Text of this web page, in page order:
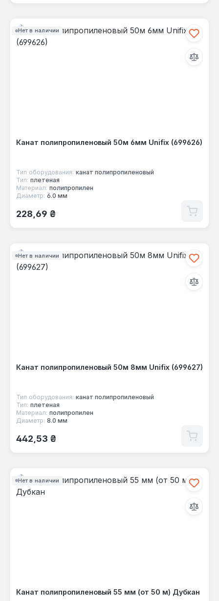
Нет в наличии
Канат полипропиленовый 50м 6мм Unifix (699626)
Тип оборудования: канат полипропиленовый
Тип: плетеная
Материал: полипропилен
Диаметр: 6.0 мм
Обычная цена:
228,69 ₴
Нет в наличии
Канат полипропиленовый 50м 8мм Unifix (699627)
Тип оборудования: канат полипропиленовый
Тип: плетеная
Материал: полипропилен
Диаметр: 8.0 мм
Обычная цена:
442,53 ₴
Нет в наличии
Канат полипропиленовый 55 мм (от 50 м) Дубкан